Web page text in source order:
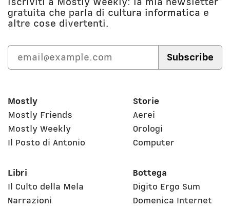
gratuita che parla di cultura informatica e
altre cose divertenti.
Mostly
Mostly Friends
Mostly Weekly
Il Posto di Antonio
Storie
Aerei
Orologi
Computer
Libri
Il Culto della Mela
Narrazioni
Bottega
Digito Ergo Sum
Domenica Internet